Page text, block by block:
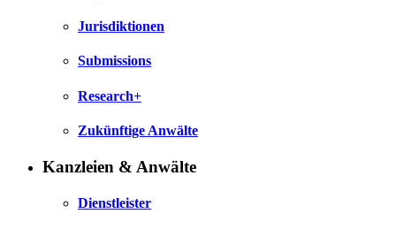
Jurisdiktionen
Submissions
Research+
Zukünftige Anwälte
Kanzleien & Anwälte
Dienstleister